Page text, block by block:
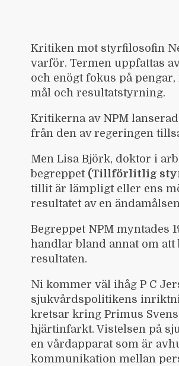
Kritiken mot styrfilosofin
varför. Termen uppfattas
och enögt fokus på
mål och resultatstyrning.
Kritikerna av NPM
från den av regeringen
Men Lisa Björk, doktor i
begreppet (Tillförlitlig
tillit är lämpligt eller ens
resultatet av en
Begreppet NPM myntades
handlar bland annat om
resultaten.
Ni kommer väl ihåg P C
sjukvårdspolitikens
kretsar kring Primus
hjärtinfarkt. Vistelsen på
en vårdapparat som är
kommunikation mellan